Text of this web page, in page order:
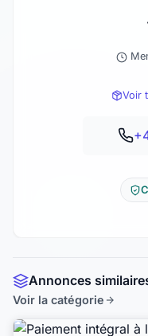
Voir
Annonces
Voir la catégorie